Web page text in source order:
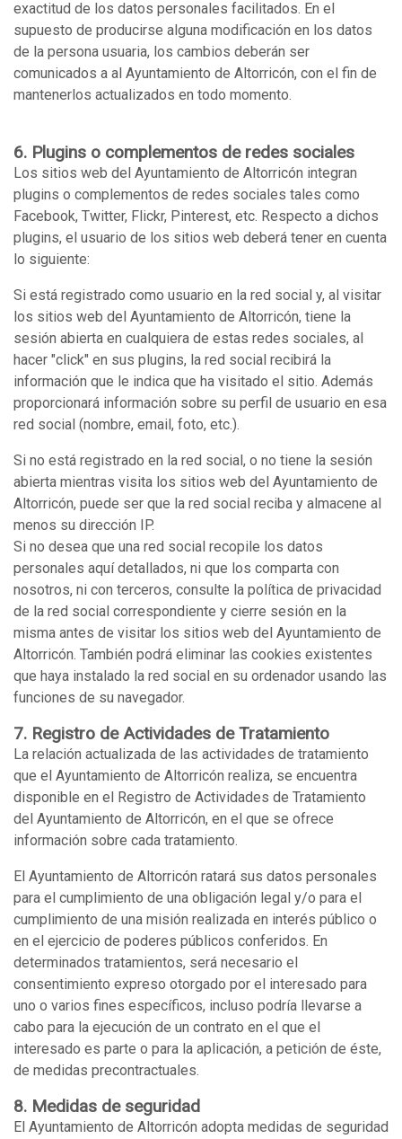
exactitud de los datos personales facilitados. En el
supuesto de producirse alguna modificación en los datos
de la persona usuaria, los cambios deberán ser
comunicados a al Ayuntamiento de Altorricón, con el fin de
mantenerlos actualizados en todo momento.
6. Plugins o complementos de redes sociales
Los sitios web del Ayuntamiento de Altorricón integran
plugins o complementos de redes sociales tales como
Facebook, Twitter, Flickr, Pinterest, etc. Respecto a dichos
plugins, el usuario de los sitios web deberá tener en cuenta
lo siguiente:
Si está registrado como usuario en la red social y, al visitar
los sitios web del Ayuntamiento de Altorricón, tiene la
sesión abierta en cualquiera de estas redes sociales, al
hacer "click" en sus plugins, la red social recibirá la
información que le indica que ha visitado el sitio. Además
proporcionará información sobre su perfil de usuario en esa
red social (nombre, email, foto, etc.).
Si no está registrado en la red social, o no tiene la sesión
abierta mientras visita los sitios web del Ayuntamiento de
Altorricón, puede ser que la red social reciba y almacene al
menos su dirección IP.
Si no desea que una red social recopile los datos
personales aquí detallados, ni que los comparta con
nosotros, ni con terceros, consulte la política de privacidad
de la red social correspondiente y cierre sesión en la
misma antes de visitar los sitios web del Ayuntamiento de
Altorricón. También podrá eliminar las cookies existentes
que haya instalado la red social en su ordenador usando las
funciones de su navegador.
7. Registro de Actividades de Tratamiento
La relación actualizada de las actividades de tratamiento
que el Ayuntamiento de Altorricón realiza, se encuentra
disponible en el Registro de Actividades de Tratamiento
del Ayuntamiento de Altorricón, en el que se ofrece
información sobre cada tratamiento.
El Ayuntamiento de Altorricón ratará sus datos personales
para el cumplimiento de una obligación legal y/o para el
cumplimiento de una misión realizada en interés público o
en el ejercicio de poderes públicos conferidos. En
determinados tratamientos, será necesario el
consentimiento expreso otorgado por el interesado para
uno o varios fines específicos, incluso podría llevarse a
cabo para la ejecución de un contrato en el que el
interesado es parte o para la aplicación, a petición de éste,
de medidas precontractuales.
8. Medidas de seguridad
El Ayuntamiento de Altorricón adopta medidas de seguridad